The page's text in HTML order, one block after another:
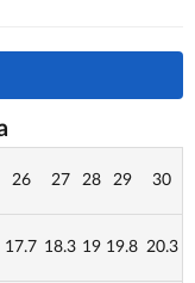
26 27 28 29 30
17.7 18.3 19 19.8 20.3